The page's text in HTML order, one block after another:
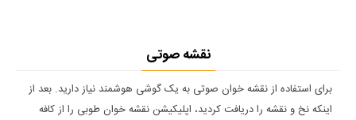
نقشه صوتی
برای استفاده از نقشه خوان صوتی به یک گوشی هوشمند نیاز دارید. بعد از
اینکه نخ و نقشه را دریافت کردید، اپلیکیشن نقشه خوان طوبی را از کافه